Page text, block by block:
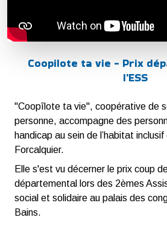
Coopilote ta vie - Prix
l'ESS
"Coopîlote ta vie", coopérative de
personne, accompagne des
handicap au sein de l’habitat
Forcalquier.
Elle s'est vu décerner le prix coup
départemental lors des 2èmes
social et solidaire au palais des
Bains.